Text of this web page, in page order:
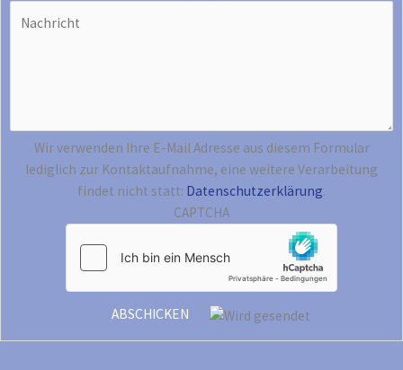
Wir verwenden Ihre E-Mail Adresse aus diesem Formular
lediglich zur Kontaktaufnahme, eine weitere Verarbeitung
findet nicht statt: Datenschutzerklärung.
CAPTCHA